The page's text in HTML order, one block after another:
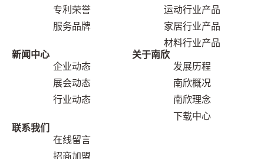
专利荣誉
服务品牌
运动⾏业产品
家居⾏业产品
材料⾏业产品
新闻中⼼
企业动态
展会动态
⾏业动态
关于南欣
发展历程
南欣概况
南欣理念
下载中心
联系我们
在线留⾔